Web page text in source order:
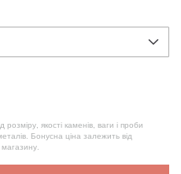
якості каменів, ваги і проби
Бонусна ціна залежить від